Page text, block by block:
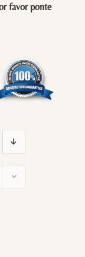
favor ponte